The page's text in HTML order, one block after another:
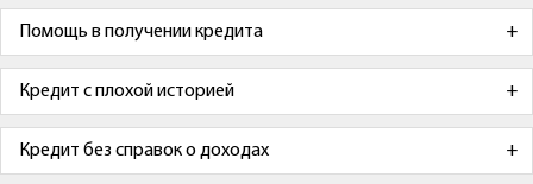
Помощь в получении кредита
Кредит с плохой историей
Кредит без справок о доходах